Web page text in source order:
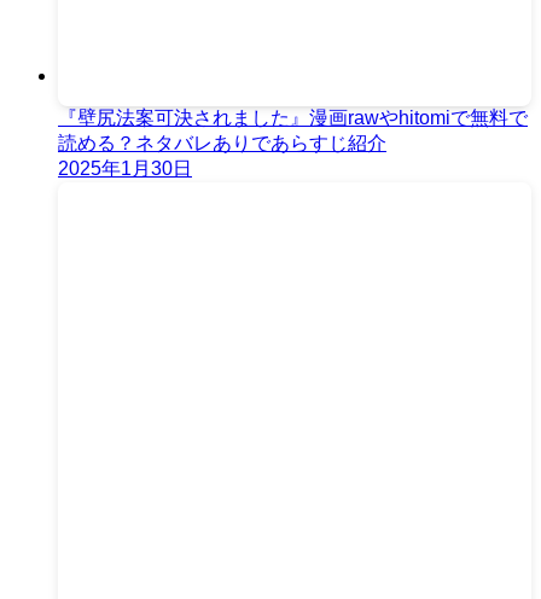
『壁尻法案可決されました』漫画rawやhitomiで無料で
読める？ネタバレありであらすじ紹介
2025年1月30日